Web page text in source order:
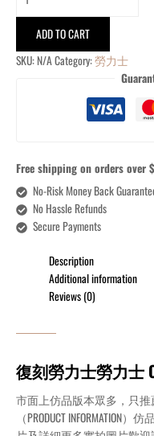
ADD TO CART
SKU: N/ACategory:勞力士
Free shipping on orders over
No-Risk Money Back
No Hassle Refunds
Secure Payments
Description
Additional information
Reviews (0)
復刻勞力士勞力士
市面上仿品版本眾多，只
（PRODUCT INFORMATION